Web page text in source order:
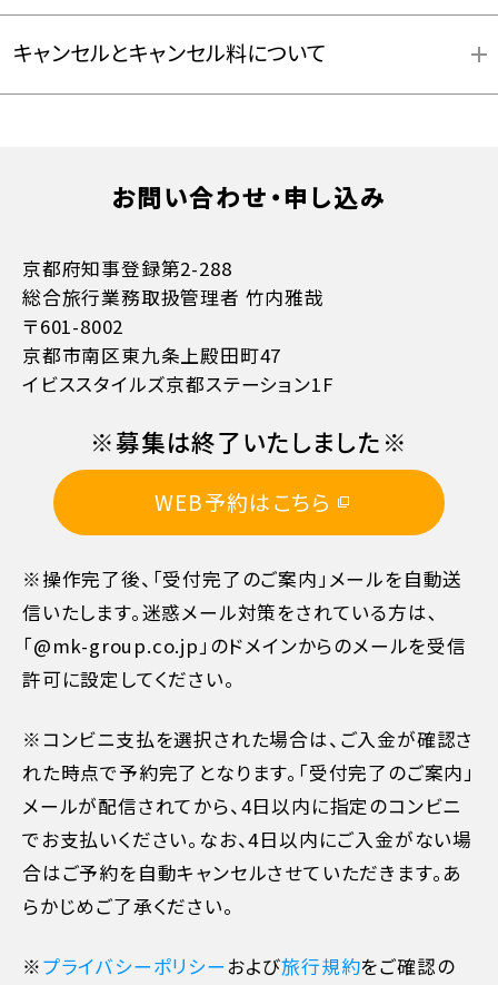
お支払方法詳細はこちら
キャンセルとキャンセル料について
お問い合わせ・申し込み
京都府知事登録第2-288
総合旅行業務取扱管理者 竹内雅哉
〒601-8002
京都市南区東九条上殿田町47
イビススタイルズ京都ステーション1F
※募集は終了いたしました※
WEB予約はこちら
※操作完了後、「受付完了のご案内」メールを自動送
信いたします。迷惑メール対策をされている方は､
「@mk-group.co.jp」のドメインからのメールを受信
許可に設定してください。
※コンビニ支払を選択された場合は、ご入金が確認さ
れた時点で予約完了となります。「受付完了のご案内」
メールが配信されてから、4日以内に指定のコンビニ
でお支払いください。なお、4日以内にご入金がない場
合はご予約を自動キャンセルさせていただきます。あ
らかじめご了承ください。
※プライバシーポリシーおよび旅行規約をご確認の